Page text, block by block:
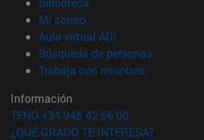
Mi correo(abre en nueva ventana)
Aula virtual ADI
Búsqueda de personas(abre en
Trabaja con nosotros(abre en
Información
TFNO +34 948 42 56 00
¿QUÉ GRADO TE INTERESA?